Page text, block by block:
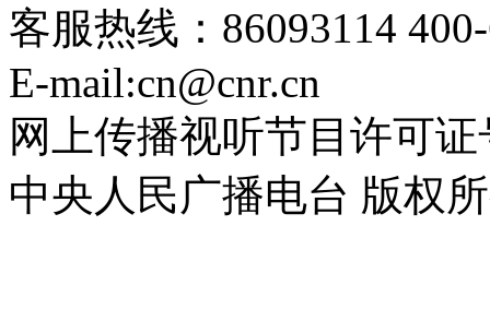
客服热线：86093114
E-mail:cn@cnr.cn
网上传播视听节目许可证
中央人民广播电台 版权